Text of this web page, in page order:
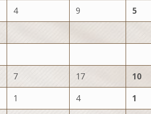
4 9
5
7 17
10
1 4
1